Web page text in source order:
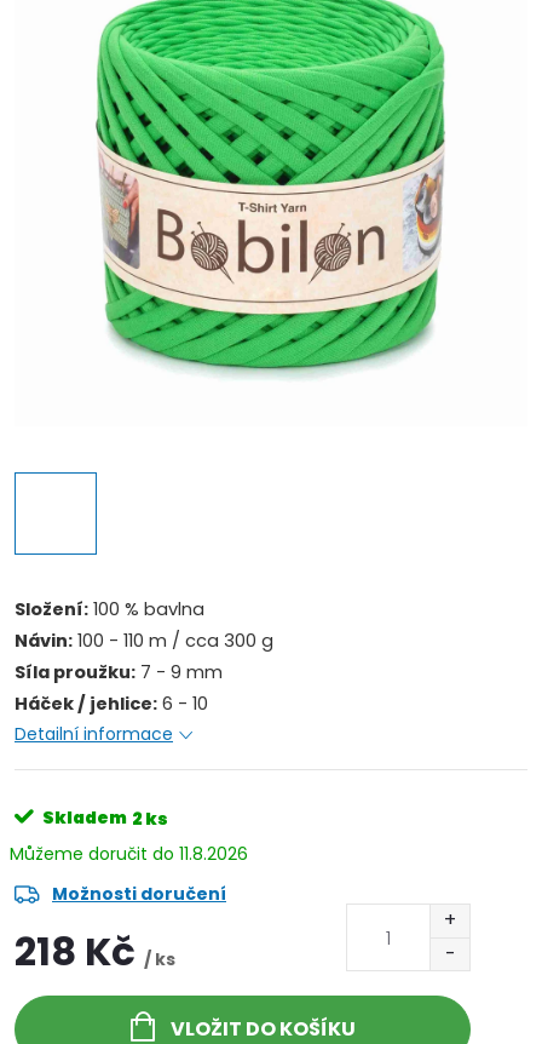
Složení: 100 % bavlna
Návin: 100 - 110 m / cca 300 g
Síla proužku: 7 - 9 mm
Háček / jehlice: 6 - 10
Detailní informace
Skladem 2 ks
11.8.2026
Možnosti doručení
218 Kč / ks
VLOŽIT DO KOŠÍKU